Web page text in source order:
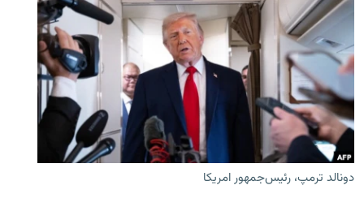
دونالد ترمپ، رئیس‌جمهور امریکا